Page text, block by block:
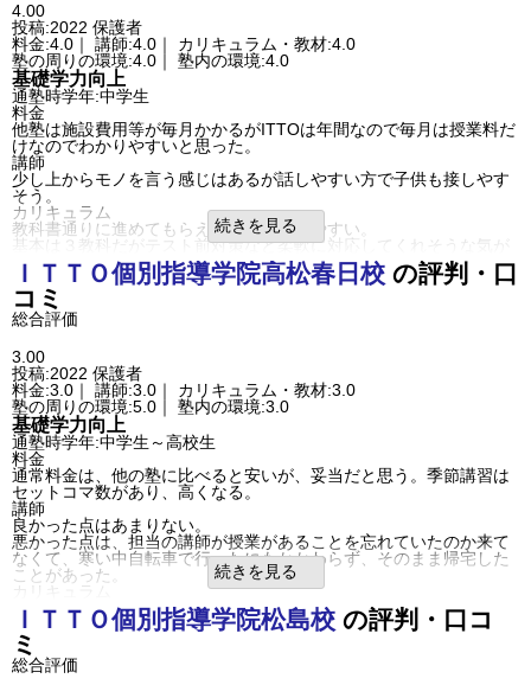
塾内の環境
自習室が静かでよい。授業中も静かと子供が言っていました。整理
整頓もされてます。
良いところや要望
夏期講習は1、2年の復習をお願いしたのにあまりしていない。初め
に伝えているのに伝わっていない。
利用内容
通っていた学校公立中学校
通塾の目的
高校受験
塾の雰囲気
自由 平均
厳しい
口コミ投稿者ID:2385308
不適切な口コミを報告する
高松国分寺校の教室情報を見る
4.00
投稿:2022 保護者
料金:4.0｜ 講師:4.0｜ カリキュラム・教材:4.0
塾の周りの環境:4.0｜ 塾内の環境:4.0
基礎学力向上
通塾時学年:中学生
料金
他塾は施設費用等が毎月かかるがITTOは年間なので毎月は授業料だ
けなのでわかりやすいと思った。
講師
少し上からモノを言う感じはあるが話しやすい方で子供も接しやす
そう。
カリキュラム
教科書通りに進めてもらえるのでわかりやすい。
基本は３教科だがテスト前対策など柔軟に対応してくれそうな気が
している。
塾の周りの環境
国道沿いなので心配ではあるが学校からも家からも程よい距離なの
で通いやすい。
塾内の環境
カラフルな壁紙なのも良かった
騒いだらダメ、携帯はダメ、など注意点もきちんとしてくれている
ので集中できる環境だと思う。
良いところや要望
まだ始めたばかりでわからないがそこまで勉強、勉強という感じで
は無いので合ってるのかなと思う。
利用内容
通っていた学校公立中学校
通塾の目的
基礎学力向上
塾の雰囲気
自由 平均 厳しい
口コミ投稿者ID:2361286
不適切な口コミを報告する
高松国分寺校の教室情報を見る
続きを見る
ＩＴＴＯ個別指導学院高松春日校 の評判・口
コミ
総合評価
3.00
投稿:2022 保護者
料金:3.0｜ 講師:3.0｜ カリキュラム・教材:3.0
塾の周りの環境:5.0｜ 塾内の環境:3.0
基礎学力向上
通塾時学年:中学生～高校生
料金
通常料金は、他の塾に比べると安いが、妥当だと思う。季節講習は
セットコマ数があり、高くなる。
講師
良かった点はあまりない。
悪かった点は、担当の講師が授業があることを忘れていたのか来て
なくて、寒い中自転車で行ったにもかかわらず、そのまま帰宅した
ことがあった。
カリキュラム
教材は授業に沿ったものを使用している。カリキュラムは各自に合
わせてくれる。
塾の周りの環境
主要道路に面していて、駐車スペースは狭く止めにくい
治安はよい
続きを見る
ＩＴＴＯ個別指導学院松島校 の評判・口コ
ミ
総合評価